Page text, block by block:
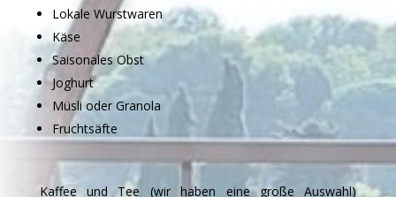
Lokale Wurstwaren
Käse
Saisonales Obst
Joghurt
Müsli oder Granola
Fruchtsäfte
Kaffee und Tee (wir haben eine große Auswahl)